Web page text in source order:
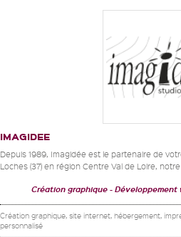
IMAGIDEE
Depuis 1989, Imagidée est le partenaire de
Loches (37) en région Centre Val de Loire,
Création graphique Développement
Création graphique, site internet, hébergement,
personnalisé